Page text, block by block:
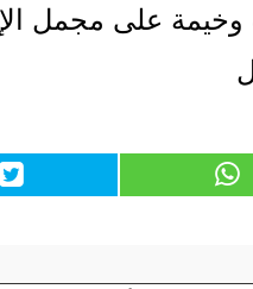
على مجمل